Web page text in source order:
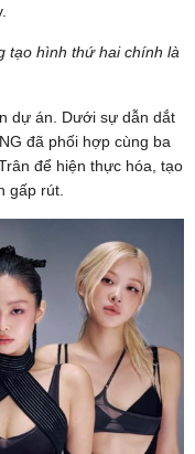
tạo hình thứ hai chính là
dự án. Dưới sự dẫn dắt
đã phối hợp cùng ba
để hiện thực hóa, tạo
gấp rút.